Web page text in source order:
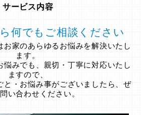
サービス内容
何でもご相談ください
お家のあらゆるお悩みを解決いたし
ます。
悩みでも、親切・丁寧に対応いたし
ますので、
と・お悩み事がございましたら、ぜ
い合わせください。